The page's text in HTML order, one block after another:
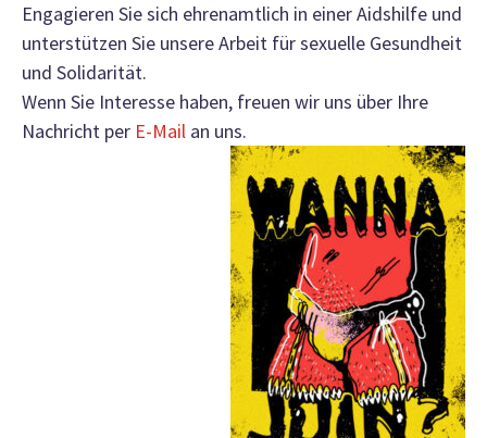
Engagieren Sie sich ehrenamtlich in einer Aidshilfe und
unterstützen Sie unsere Arbeit für sexuelle Gesundheit
und Solidarität.
Wenn Sie Interesse haben, freuen wir uns über Ihre
Nachricht per E-Mail an uns.